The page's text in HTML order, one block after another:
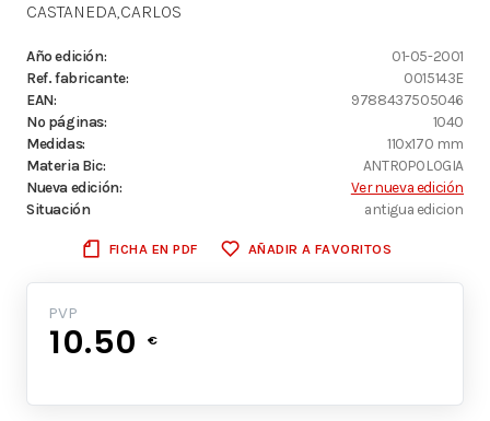
CASTANEDA,CARLOS
Año edición:
01-05-2001
Ref. fabricante:
0015143E
EAN:
9788437505046
Nº páginas:
1040
Medidas:
110x170 mm
Materia Bic:
ANTROPOLOGIA
Nueva edición:
Ver nueva edición
Situación
antigua edicion
FICHA EN PDF AÑADIR A FAVORITOS
PVP
10.50 €